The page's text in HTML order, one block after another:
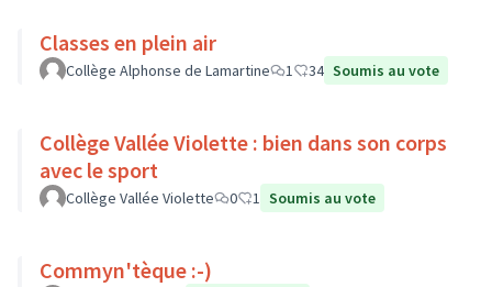
Classes en plein air
Collège Alphonse de Lamartine 1 34 Soumis au vote
Collège Vallée Violette : bien dans son corps
avec le sport
Collège Vallée Violette 0 1 Soumis au vote
Commyn'tèque :-)